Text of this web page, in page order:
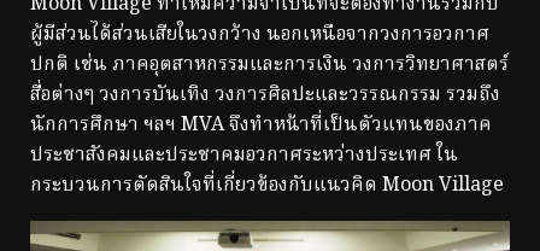
ผู้มีส่วนได้ส่วนเสียในวงกว้าง นอกเหนือจากวงการอวกาศ
ปกติ เช่น ภาคอุตสาหกรรมและการเงิน วงการวิทยาศาสตร์
สื่อต่างๆ วงการบันเทิง วงการศิลปะและวรรณกรรม รวมถึง
นักการศึกษา ฯลฯ MVA จึงทำหน้าที่เป็นตัวแทนของภาค
ประชาสังคมและประชาคมอวกาศระหว่างประเทศ ใน
กระบวนการตัดสินใจที่เกี่ยวข้องกับแนวคิด Moon Village